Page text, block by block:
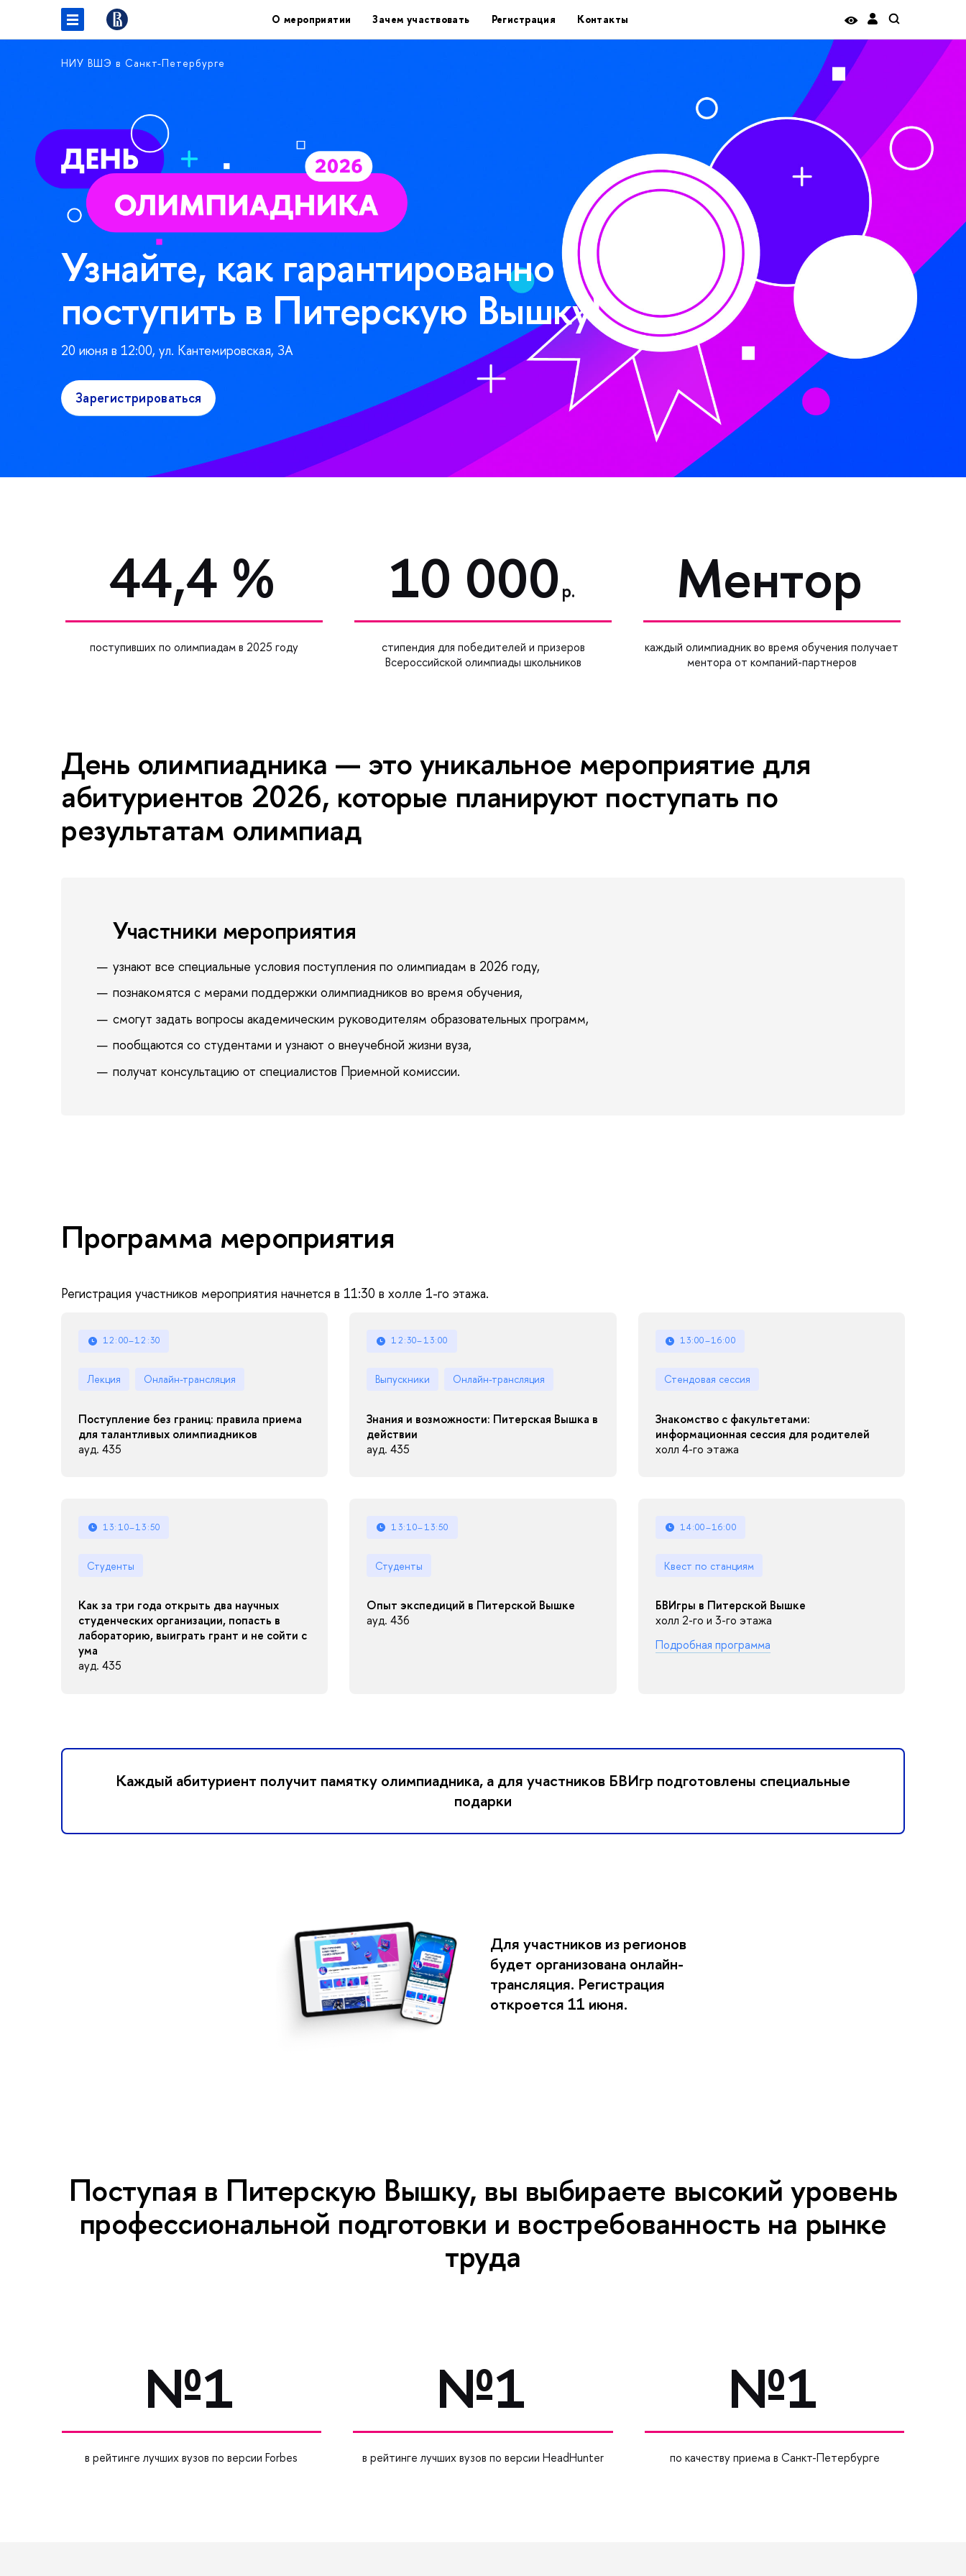
О мероприятии Зачем участвовать Регистрация Контакты
НИУ ВШЭ в Санкт-Петербурге
Узнайте, как гарантированно
поступить в Питерскую Вышку!
20 июня в 12:00, ул. Кантемировская, ЗА
Зарегистрироваться
44,4 %
поступивших по олимпиадам в 2025 году
10 000 р.
стипендия для победителей и призеров
Всероссийской олимпиады школьников
Ментор
каждый олимпиадник во время обучения получает
ментора от компаний-партнеров
День олимпиадника — это уникальное мероприятие для
абитуриентов 2026, которые планируют поступать по
результатам олимпиад
Участники мероприятия
узнают все специальные условия поступления по олимпиадам в 2026 году,
познакомятся с мерами поддержки олимпиадников во время обучения,
смогут задать вопросы академическим руководителям образовательных программ,
пообщаются со студентами и узнают о внеучебной жизни вуза,
получат консультацию от специалистов Приемной комиссии.
Программа мероприятия
Регистрация участников мероприятия начнется в 11:30 в холле 1-го этажа.
12:00–12:30
Лекция Онлайн-трансляция
Поступление без границ: правила приема
для талантливых олимпиадников
ауд. 435
12:30–13:00
Выпускники Онлайн-трансляция
Знания и возможности: Питерская Вышка в
действии
ауд. 435
13:00–16:00
Стендовая сессия
Знакомство с факультетами:
информационная сессия для родителей
холл 4-го этажа
13:10–13:50
Студенты
Как за три года открыть два научных
студенческих организации, попасть в
лабораторию, выиграть грант и не сойти с
ума
ауд. 435
13:10–13:50
Студенты
Опыт экспедиций в Питерской Вышке
ауд. 436
14:00–16:00
Квест по станциям
БВИгры в Питерской Вышке
холл 2-го и 3-го этажа
Подробная программа
Каждый абитуриент получит памятку олимпиадника, а для участников БВИгр подготовлены специальные
подарки
Для участников из регионов
будет организована онлайн-
трансляция. Регистрация
откроется 11 июня.
Поступая в Питерскую Вышку, вы выбираете высокий уровень
профессиональной подготовки и востребованность на рынке
труда
№1
в рейтинге лучших вузов по версии Forbes
№1
в рейтинге лучших вузов по версии HeadHunter
№1
по качеству приема в Санкт-Петербурге